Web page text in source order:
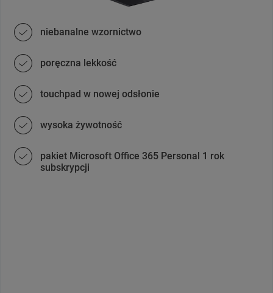
niebanalne wzornictwo
poręczna lekkość
touchpad w nowej odsłonie
wysoka żywotność
pakiet Microsoft Office 365 Personal 1 rok
subskrypcji